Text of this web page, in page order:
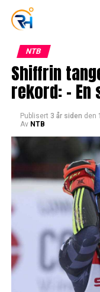
NTB
Shiffrin
rekord: –
Publisert 3 år siden den
Av NTB